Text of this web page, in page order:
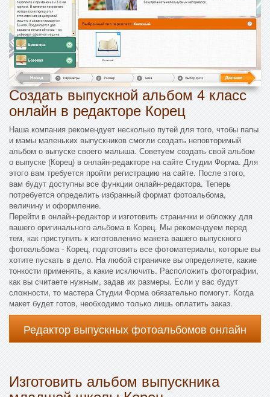
Создать выпускной альбом 4 класс
онлайн в редакторе Корец
Наша компания рекомендует несколько путей для того, чтобы папы
и мамы маленьких выпускников смогли создать неповторимый
альбом о выпуске своего малыша. Советуем создать свой альбом
о выпуске (Корец) в онлайн-редакторе на сайте Студии Форма. Для
этого вам требуется пройти регистрацию на сайте. После этого,
вам будут доступны все функции онлайн-редактора. Теперь
потребуется определить избранный формат фотоальбома,
величину и оформление.
Перейти в онлайн-редактор и изготовить странички и обложку для
вашего оригинального альбома в Корец. Мы рекомендуем перед
тем, как приступить к изготовлению макета вашего выпускного
фотоальбома - Корец, подготовить все фотоматериалы, которые вы
хотите пускать в дело. На любой страничке вы определяете, какие
тонкости применять, а какие исключить. Расположить фотографии,
как вы считаете нужным, задав их размеры. Если у вас будут
сложности, то мастера Студии Форма обязательно помогут. Когда
макет будет готов, необходимо только лишь оплатить заказ.
Редактор выпускных фотоальбомов онлайн
Изготовить альбом выпускника